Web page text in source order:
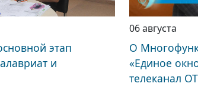
этап
и
06 августа
О
«Единое
телеканал